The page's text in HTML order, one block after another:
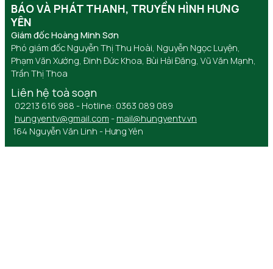
BÁO VÀ PHÁT THANH, TRUYỀN HÌNH HƯNG
YÊN
Giám đốc Hoàng Minh Sơn
Phó giám đốc Nguyễn Thị Thu Hoài, Nguyễn Ngọc Luyện,
Phạm Văn Xướng, Đinh Đức Khoa, Bùi Hải Đăng, Vũ Văn Mạnh,
Trần Thị Thoa
Liên hệ toà soạn
02213 616 988 - Hotline: 0363 089 089
hungyentv@gmail.com - mail@hungyentv.vn
164 Nguyễn Văn Linh - Hưng Yên